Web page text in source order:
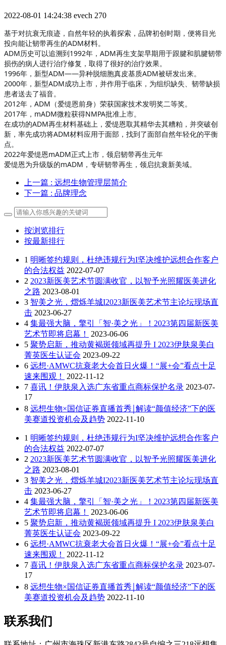
2022-08-01 14:24:38 evech 270
基于对抗衰无痕迹，自然年轻的执着探索，品牌初创时期，便将目光
投向能让韧带再生的ADM材料。
ADM历史可以追溯到1992年，ADM再生支架早期用于跟腱和肌腱韧带
损伤的病人进行治疗修复，取得了很好的治疗效果。
1996年，新型ADM——异种脱细胞真皮基质ADM被研发出来。
2000年，新型ADM成功上市，并作用于临床，为组织缺失、韧带缺损
患者送去了福音。
2012年，ADM（爱缇恩前身）荣获国家技术发明奖二等奖。
2017年，mADM微粒获得NMPA批准上市。
在成功的ADM再生材料基础上，爱缇恩取其精华去其糟粕，并突破创
新，率先成功将ADM材料应用于面部，找到了面部自然年轻化的平衡
点。
2022年爱缇恩mADM正式上市，领启韧带再生元年
爱缇恩为升级版的mADM，专研韧带再生，领启抗衰新美域。
上一篇 : 远想生物管理层简介
下一篇 : 品牌理念
按浏览排行
按最新排行
1 明晰签约规则，杜绝违规行为I坚决维护远想合作客户
的合法权益 2022-07-07
2 2023新医美艺术节圆满收官，以智予光照耀医美进化
之路 2023-08-01
3 智美之光，熠烁羊城I2023新医美艺术节主论坛现场直
击 2023-06-27
4 集最强大脑，擎引「智·美之光」！2023第四届新医美
艺术节即将启幕！
2023-06-06
5 聚势启新，推动黄褐斑领域再提升 I 2023伊肤泉美白
菁英医生认证会 2023-09-22
6 远想·AMWC抗衰老大会首日火爆！“展+会”看点十足
速来围观！
2022-11-12
7 喜讯！伊肤泉入选广东省重点商标保护名录 2023-07-
17
8 远想生物×国信证券直播首秀￨解读“颜值经济”下的医
美赛道投资机会及趋势 2022-11-10
1 明晰签约规则，杜绝违规行为I坚决维护远想合作客户
的合法权益 2022-07-07
2 2023新医美艺术节圆满收官，以智予光照耀医美进化
之路 2023-08-01
3 智美之光，熠烁羊城I2023新医美艺术节主论坛现场直
击 2023-06-27
4 集最强大脑，擎引「智·美之光」！2023第四届新医美
艺术节即将启幕！
2023-06-06
5 聚势启新，推动黄褐斑领域再提升 I 2023伊肤泉美白
菁英医生认证会 2023-09-22
6 远想·AMWC抗衰老大会首日火爆！“展+会”看点十足
速来围观！
2022-11-12
7 喜讯！伊肤泉入选广东省重点商标保护名录 2023-07-
17
8 远想生物×国信证券直播首秀￨解读“颜值经济”下的医
美赛道投资机会及趋势 2022-11-10
联系我们